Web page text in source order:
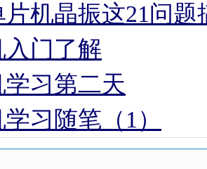
片机晶振这21问
入门了解
学习第二天
习随笔（1）